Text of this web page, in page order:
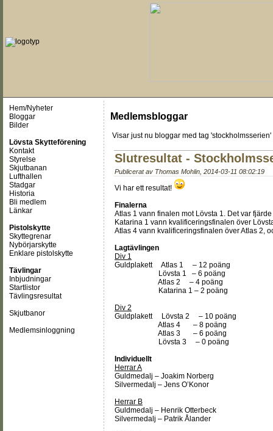
Hem/Nyheter
Bloggar
Bilder
Lövsta Skytteförening
Kontakt
Styrelse
Skjutbanan
Lufthallen
Stadgar
Historia
Bli medlem
Länkar
Pistolskytte
Skyttegrenar
Nybörjarskytte
Enklare pistolskytte
Tävlingar
Inbjudningar
Startlistor
Tävlingsresultat
Skjutbanor
Medlemsinloggning
Medlemsbloggar
Visar just nu bloggar med tag 'stockholmsserien'
Slutresultat -
Publicerat av Thomas Mohlin 2014-03-11 08:02:19
Vi har ett resultat!
Finalerna
Atlas 1 vann finalen mot Lövsta 1. Det var
Katarina 1 vann kvalificeringsfinalen över
Atlas 4 vann kvalificeringsfinalen över Atlas 2,
Lagtävlingen
Div 1
Guldplakett Atlas 1 – 12 poäng
Lövsta 1 – 6 poäng
Atlas 2 – 4 poäng
Katarina 1 – 2 poäng
Div 2
Guldplakett Lövsta 2 – 10 poäng
Atlas 4 – 8 poäng
Atlas 3 – 6 poäng
Lövsta 3 – 0 poäng
Individuellt
Herrar A
Guldmedalj – Joakim Norberg
Silvermedalj – Jens O’Konor
Herrar B
Guldmedalj – Henrik Otterbeck
Silvermedalj – Patrik Ålander